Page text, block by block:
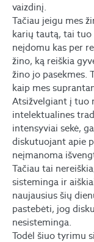
vaizdinį.
Tačiau jeigu mes
karių tautą, tai tuo
neįdomu kas per
žino, ką reiškia
žino jo pasekmes.
kaip mes
Atsižvelgiant į tuo
intelektualines
intensyviai sekė,
diskutuojant apie
neįmanoma
Tačiau tai
sisteminga ir
naujausius šių
pastebėti, jog
nesisteminga.
Todėl šiuo tyrimu